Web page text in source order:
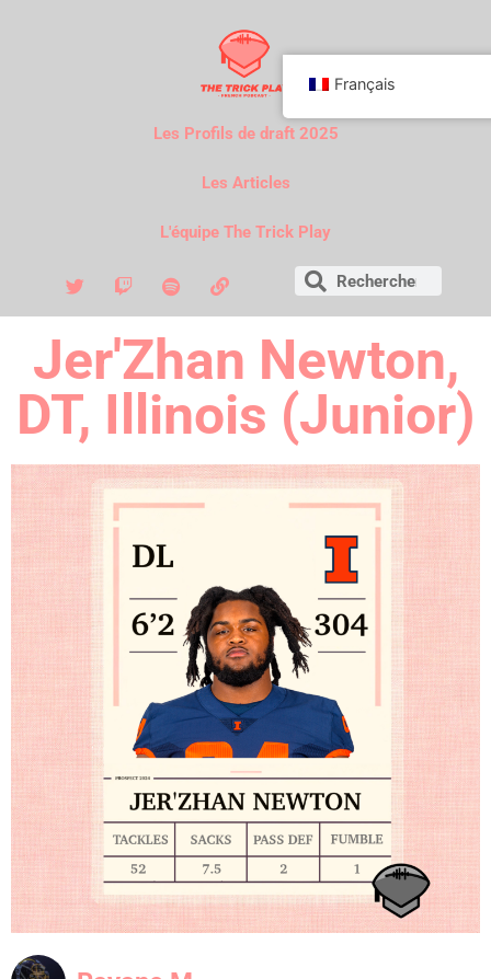
Les Profils de draft 2025
Les Articles
L'équipe The Trick Play
Jer'Zhan Newton,
DT, Illinois (Junior)
Français